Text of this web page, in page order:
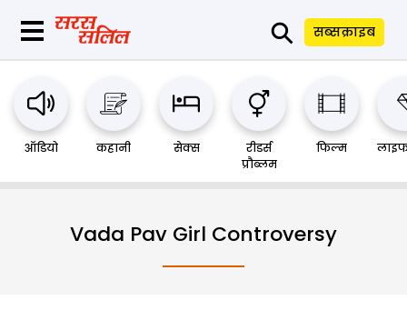
⚲ सब्सक्राइब
ऑडियो कहानी सेक्स
रीडर्स
प्रौब्लम
फिल्म
Vada Pav Girl Controversy